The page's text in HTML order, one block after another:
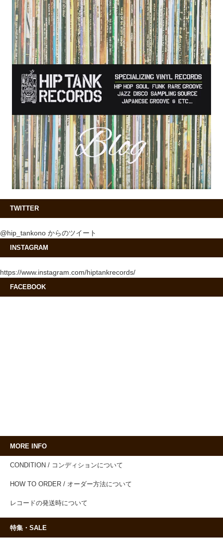
TWITTER
@hip_tankono からのツイート
INSTAGRAM
https://www.instagram.com/hiptankrecords/
FACEBOOK
MORE INFO
CONDITION / コンディションについて
HOW TO ORDER / オーダー方法について
レコードの発送時について
特集・SALE